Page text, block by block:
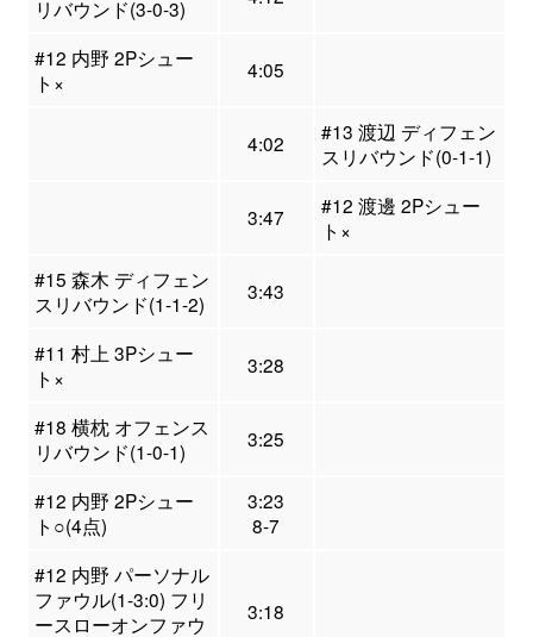
リバウンド(3-0-3)
#12 内野 2Pシュー
ト×
4:05
4:02
#13 渡辺 ディフェン
スリバウンド(0-1-1)
3:47
#12 渡邊 2Pシュー
ト×
#15 森木 ディフェン
スリバウンド(1-1-2)
3:43
#11 村上 3Pシュー
ト×
3:28
#18 横枕 オフェンス
リバウンド(1-0-1)
3:25
#12 内野 2Pシュー
ト○(4点)
3:23
8-7
#12 内野 パーソナル
ファウル(1-3:0) フリ
ースローオンファウ
3:18